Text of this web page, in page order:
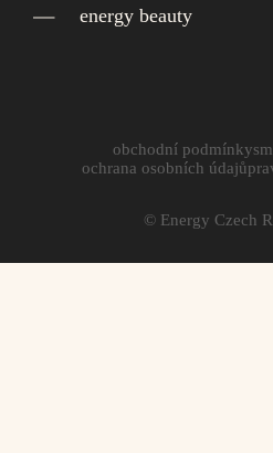
energy beauty
© Energy Czech
obchodní podmínky
ochrana osobních údajů